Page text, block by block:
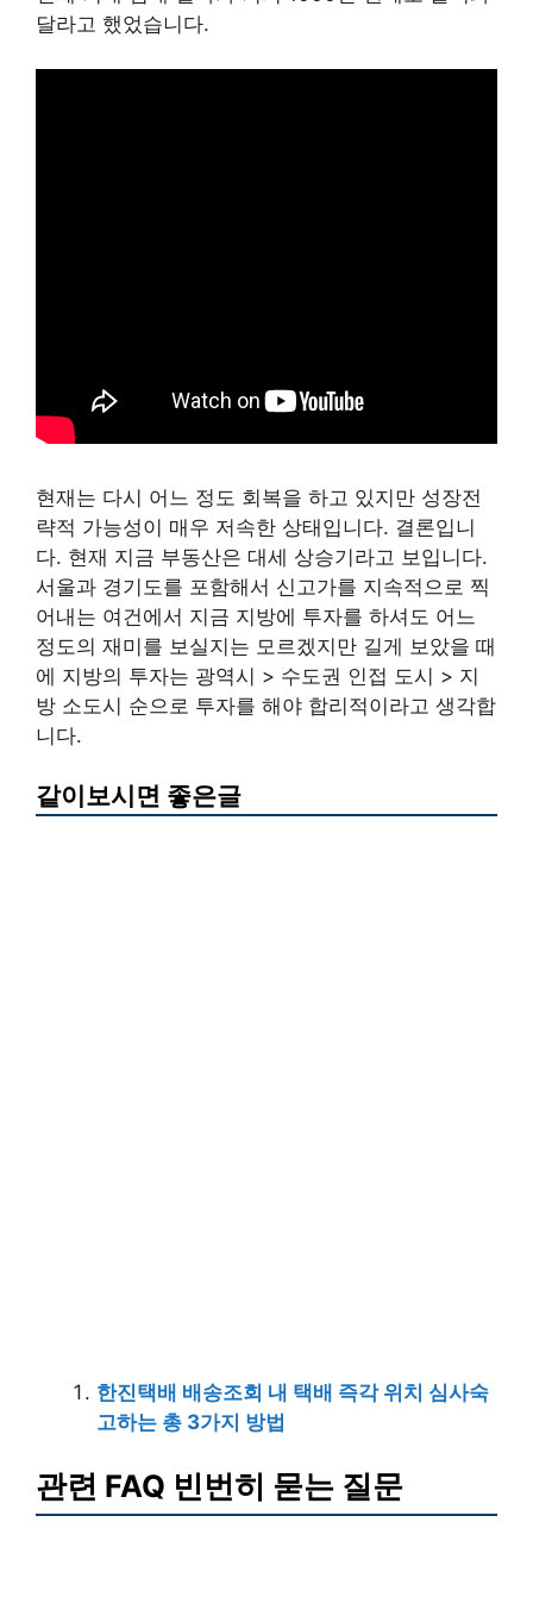
달라고 했었습니다.
현재는 다시 어느 정도 회복을 하고 있지만 성장전
략적 가능성이 매우 저속한 상태입니다. 결론입니
다. 현재 지금 부동산은 대세 상승기라고 보입니다.
서울과 경기도를 포함해서 신고가를 지속적으로 찍
어내는 여건에서 지금 지방에 투자를 하셔도 어느
정도의 재미를 보실지는 모르겠지만 길게 보았을 때
에 지방의 투자는 광역시 > 수도권 인접 도시 > 지
방 소도시 순으로 투자를 해야 합리적이라고 생각합
니다.
같이보시면 좋은글
한진택배 배송조회 내 택배 즉각 위치 심사숙
고하는 총 3가지 방법
관련 FAQ 빈번히 묻는 질문